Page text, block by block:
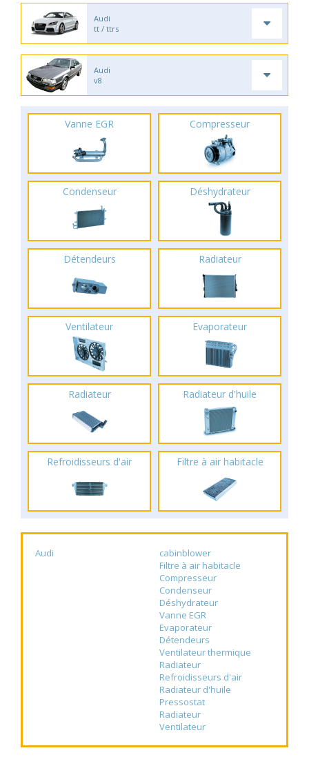
Audi
tt / ttrs
Audi
v8
Vanne EGR Compresseur
Condenseur Déshydrateur
Détendeurs Radiateur
Ventilateur Evaporateur
Radiateur Radiateur d'huile
Refroidisseurs d'air Filtre à air habitacle
Audi
cabinblower
Filtre à air habitacle
Compresseur
Condenseur
Déshydrateur
Vanne EGR
Evaporateur
Détendeurs
Ventilateur thermique
Radiateur
Refroidisseurs d'air
Radiateur d'huile
Pressostat
Radiateur
Ventilateur